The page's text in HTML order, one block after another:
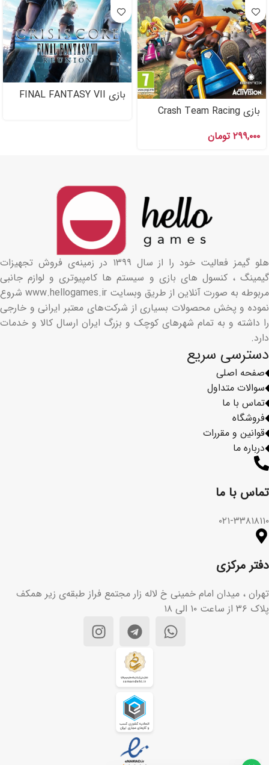
بازی Crash Team Racing
۲۹۹,۰۰۰ تومان
بازی FINAL FANTASY VII
تماس با ما​
۰۲۱-۳۳۸۱۸۱۱۰
دفتر مرکزی
تهران ، میدان امام خمینی خ لاله زار مجتمع فراز طبقه‌ی زیر همکف
پلاک ۳۶ از ساعت ۱۰ الی ۱۸
فروشگاه
قوانین و مقررات
درباره ما
دسترسی سریع
صفحه اصلی
سوالات متداول
تماس با ما
هلو گیمز فعالیت خود را از سال ۱۳۹۹ در زمینه‌ی فروش تجهیزات
گیمینگ ، کنسول های بازی و سیستم ها کامپیوتری و لوازم جانبی
مربوطه به صورت آنلاین از طریق وبسایت www.hellogames.ir شروع
نموده و پخش محصولات بسیاری از شرکت‌های معتبر ایرانی و خارجی
را داشته و به تمام شهرهای کوچک و بزرگ ایران ارسال کالا و خدمات
دارد.
تیم پشتیبانی مشتریان ما آماده
پاسخگویی به سوالات شماست. هر
سوالی دارید از ما بپرسید!
سلام، چطور می‌تونم کمکتون کنم؟👋